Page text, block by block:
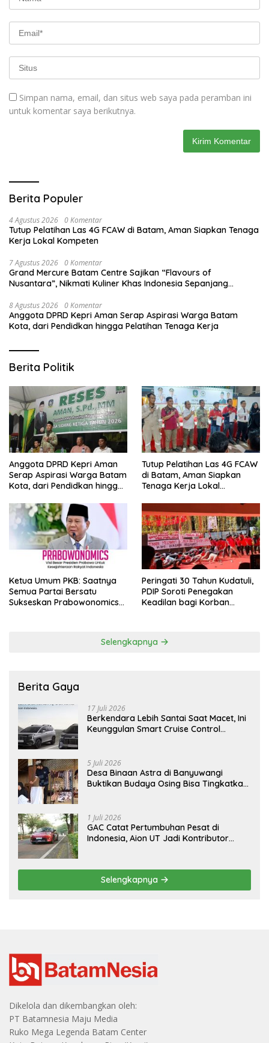
Simpan nama, email, dan situs web saya pada peramban ini
untuk komentar saya berikutnya.
Berita Populer
4 Agustus 2026 0 Komentar
Tutup Pelatihan Las 4G FCAW di Batam, Aman Siapkan Tenaga
Kerja Lokal Kompeten
7 Agustus 2026 0 Komentar
Grand Mercure Batam Centre Sajikan “Flavours of
Nusantara”, Nikmati Kuliner Khas Indonesia Sepanjang
8 Agustus 2026 0 Komentar
Anggota DPRD Kepri Aman Serap Aspirasi Warga Batam
Kota, dari Pendidkan hingga Pelatihan Tenaga Kerja
Berita Politik
Anggota DPRD Kepri Aman
Serap Aspirasi Warga Batam
Kota, dari Pendidkan hingga
Tutup Pelatihan Las 4G FCAW
di Batam, Aman Siapkan
Tenaga Kerja Lokal
Ketua Umum PKB: Saatnya
Semua Partai Bersatu
Sukseskan Prabowonomics
Peringati 30 Tahun Kudatuli,
PDIP Soroti Penegakan
Keadilan bagi Korban
Selengkapnya
Berita Gaya
17 Juli 2026
Berkendara Lebih Santai Saat Macet, Ini
Keunggulan Smart Cruise Control
5 Juli 2026
Desa Binaan Astra di Banyuwangi
Buktikan Budaya Osing Bisa Tingkatkan
1 Juli 2026
GAC Catat Pertumbuhan Pesat di
Indonesia, Aion UT Jadi Kontributor
Selengkapnya
Dikelola dan dikembangkan oleh:
PT Batamnesia Maju Media
Ruko Mega Legenda Batam Center